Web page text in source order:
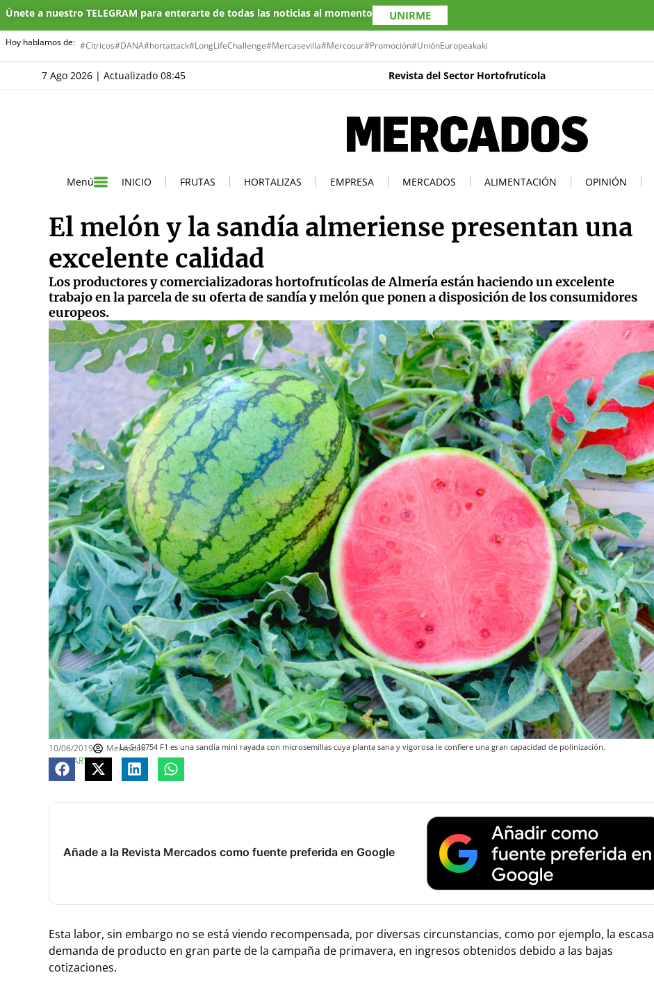
Únete a nuestro TELEGRAM para enterarte de todas las noticias al momento UNIRME
Hoy hablamos de: #Cítricos#DANA#hortattack#LongLifeChallenge#Mercasevilla#Mercosur#Promoción#UniónEuropeakaki
7 Ago 2026 | Actualizado 08:45 Revista del Sector Hortofrutícola
Menú INICIO FRUTAS HORTALIZAS EMPRESA MERCADOS ALIMENTACIÓN OPINIÓN
El melón y la sandía almeriense presentan una
excelente calidad
Los productores y comercializadoras hortofrutícolas de Almería están haciendo un excelente
trabajo en la parcela de su oferta de sandía y melón que ponen a disposición de los consumidores
europeos.
La S-10754 F1 es una sandía mini rayada con microsemillas cuya planta sana y vigorosa le confiere una gran capacidad de polinización.
10/06/2019
Mercados
COMPARTE
Añade a la Revista Mercados como fuente preferida en Google
Esta labor, sin embargo no se está viendo recompensada, por diversas circunstancias, como por ejemplo, la escasa
demanda de producto en gran parte de la campaña de primavera, en ingresos obtenidos debido a las bajas
cotizaciones.